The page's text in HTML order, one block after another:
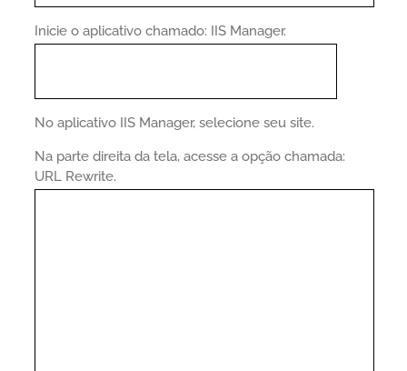
Inicie o aplicativo chamado: IIS Manager.
No aplicativo IIS Manager, selecione seu site.
Na parte direita da tela, acesse a opção chamada:
URL Rewrite.